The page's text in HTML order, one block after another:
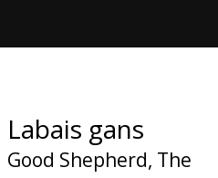
B2B
Labais gans
Good Shepherd, The